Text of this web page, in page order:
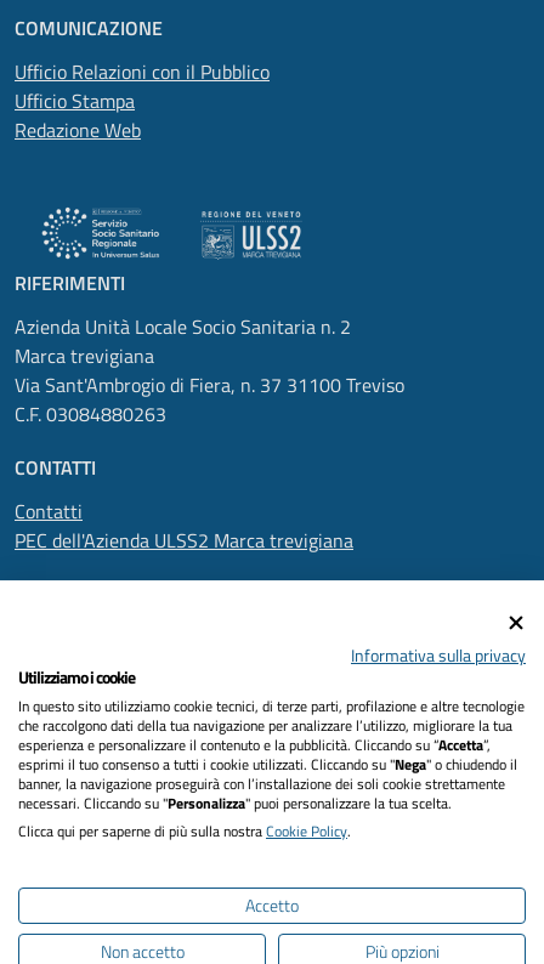
COMUNICAZIONE
Ufficio Relazioni con il Pubblico
Ufficio Stampa
Redazione Web
RIFERIMENTI
Azienda Unità Locale Socio Sanitaria n. 2
Marca trevigiana
Via Sant'Ambrogio di Fiera, n. 37 31100 Treviso
C.F. 03084880263
CONTATTI
Contatti
PEC dell'Azienda ULSS2 Marca trevigiana
Informativa privacy
Dichiarazione di accessibilità
Note legali
Informativa sulla privacy
Utilizziamo i cookie
In questo sito utilizziamo cookie tecnici, di terze parti, profilazione e altre tecnologie
che raccolgono dati della tua navigazione per analizzare l’utilizzo, migliorare la tua
esperienza e personalizzare il contenuto e la pubblicità. Cliccando su “Accetta”,
esprimi il tuo consenso a tutti i cookie utilizzati. Cliccando su "Nega" o chiudendo il
banner, la navigazione proseguirà con l’installazione dei soli cookie strettamente
necessari. Cliccando su "Personalizza" puoi personalizzare la tua scelta.
Clicca qui per saperne di più sulla nostraCookie Policy.
Accetto
Non accetto
Più opzioni